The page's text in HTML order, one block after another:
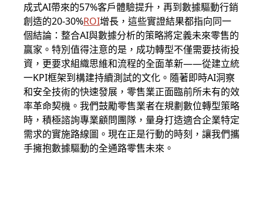
成式AI帶來的57%客戶體驗提升，再到數據驅動行銷
創造的20-30%ROI增長，這些實證結果都指向同一
個結論：整合AI與數據分析的策略將定義未來零售的
贏家。特別值得注意的是，成功轉型不僅需要技術投
資，更要求組織思維和流程的全面革新——從建立統
一KPI框架到構建持續測試的文化。隨著即時AI洞察
和安全技術的快速發展，零售業正面臨前所未有的效
率革命契機。我們鼓勵零售業者在規劃數位轉型策略
時，積極諮詢專業顧問團隊，量身打造適合企業特定
需求的實施路線圖。現在正是行動的時刻，讓我們攜
手擁抱數據驅動的全通路零售未來。